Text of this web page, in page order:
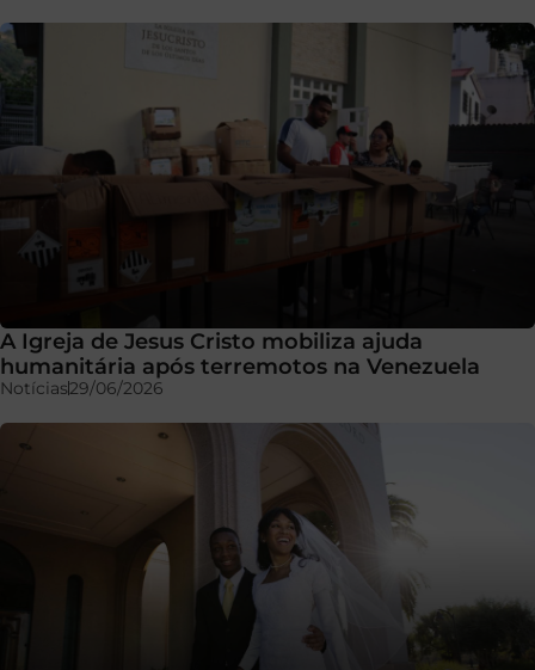
A Igreja de Jesus Cristo mobiliza ajuda
humanitária após terremotos na Venezuela
Notícias29/06/2026